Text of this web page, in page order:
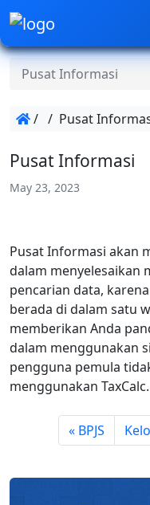
Pusat Informasi
/ / Pusat
Pusat Informasi
May 23, 2023
Pusat Informasi akan
dalam menyelesaikan
pencarian data,
berada di dalam satu
memberikan Anda
dalam menggunakan
pengguna pemula
menggunakan TaxCalc.
BPJS